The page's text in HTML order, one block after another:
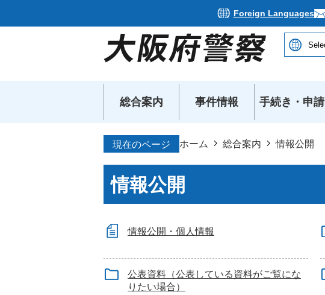
Foreign Languages
総合案内 事件情報 手続き・申請
現在のページ ホーム 総合案内 情報公開
情報公開
情報公開・個人情報
公表資料（公表している資料がご覧にな
りたい場合）